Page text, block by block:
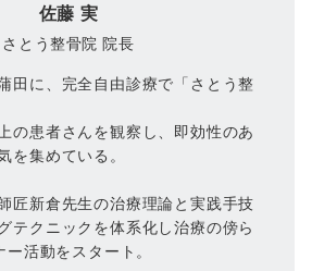
佐藤 実
さとう整骨院 院長
田に、完全自由診療で「さとう整
の患者さんを観察し、即効性のあ
を集めている。
匠新倉先生の治療理論と実践手技
テクニックを体系化し治療の傍ら
活動をスタート。